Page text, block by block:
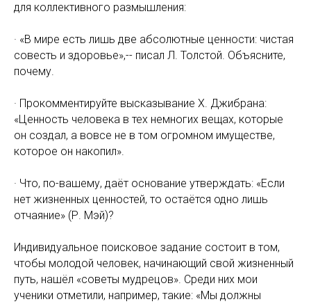
для коллективного размышления:
· «В мире есть лишь две абсолютные ценности: чистая
совесть и здоровье»,-- писал Л. Толстой. Объясните,
почему.
· Прокомментируйте высказывание Х. Джибрана:
«Ценность человека в тех немногих вещах, которые
он создал, а вовсе не в том огромном имуществе,
которое он накопил».
· Что, по-вашему, даёт основание утверждать: «Если
нет жизненных ценностей, то остаётся одно лишь
отчаяние» (Р. Мэй)?
Индивидуальное поисковое задание состоит в том,
чтобы молодой человек, начинающий свой жизненный
путь, нашёл «советы мудрецов». Среди них мои
ученики отметили, например, такие: «Мы должны